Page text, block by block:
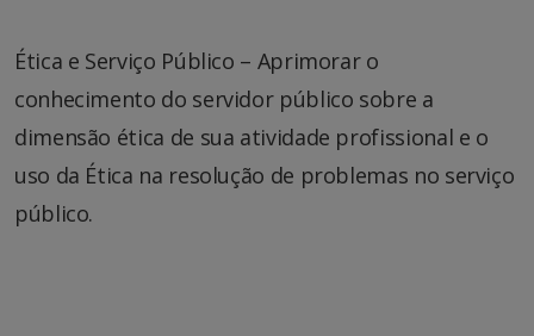
Ética e Serviço Público – Aprimorar o
conhecimento do servidor público sobre a
dimensão ética de sua atividade profissional e o
uso da Ética na resolução de problemas no serviço
público.